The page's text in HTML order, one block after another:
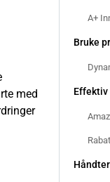
A+
Bruke
Effektiv
med